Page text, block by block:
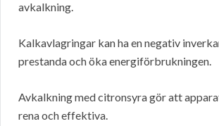
avkalkning.
Kalkavlagringar kan ha en negativ
prestanda och öka energiförbrukningen.
Avkalkning med citronsyra gör att
rena och effektiva.